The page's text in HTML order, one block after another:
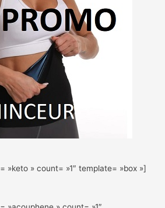
»keto » count= »1″ template= »box »]